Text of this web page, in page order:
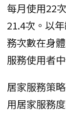
每月使用22
21.4次。以
務次數在身
服務使用者
居家服務策
用居家服務